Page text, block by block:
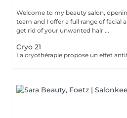
Welcome to my beauty salon,
team and I offer a full range of facial
get rid of your unwanted hair ...
Cryo 21